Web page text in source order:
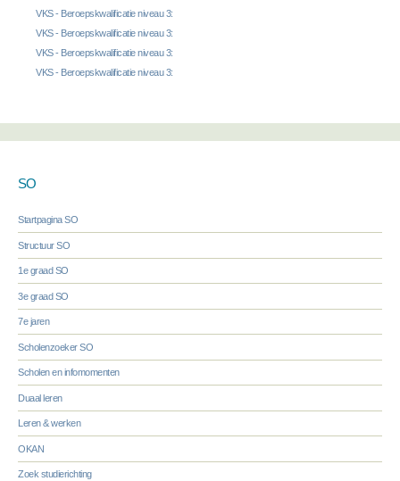
VKS - Beroepskwalificatie niveau 3:
VKS - Beroepskwalificatie niveau 3:
VKS - Beroepskwalificatie niveau 3:
VKS - Beroepskwalificatie niveau 3:
SO
Startpagina SO
Structuur SO
1e graad SO
3e graad SO
7e jaren
Scholenzoeker SO
Scholen en infomomenten
Duaal leren
Leren & werken
OKAN
Zoek studierichting